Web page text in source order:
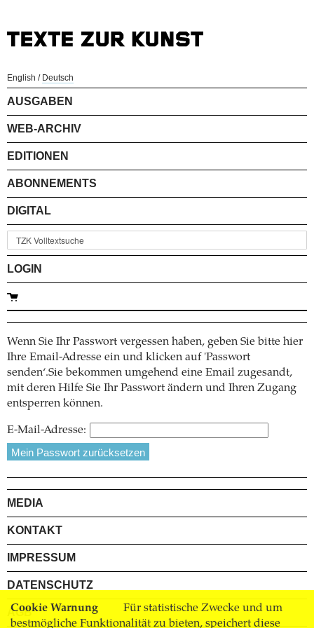
Cookie Warnung
Für statistische Zwecke und um
bestmögliche Funktionalität zu bieten, speichert diese
English / Deutsch
AUSGABEN
WEB-ARCHIV
EDITIONEN
ABONNEMENTS
DIGITAL
LOGIN
Wenn Sie Ihr Passwort vergessen haben, geben Sie bitte hier
Ihre Email-Adresse ein und klicken auf 'Passwort
senden‘.Sie bekommen umgehend eine Email zugesandt,
mit deren Hilfe Sie Ihr Passwort ändern und Ihren Zugang
entsperren können.
E-Mail-Adresse:
MEDIA
KONTAKT
IMPRESSUM
DATENSCHUTZ
AGB